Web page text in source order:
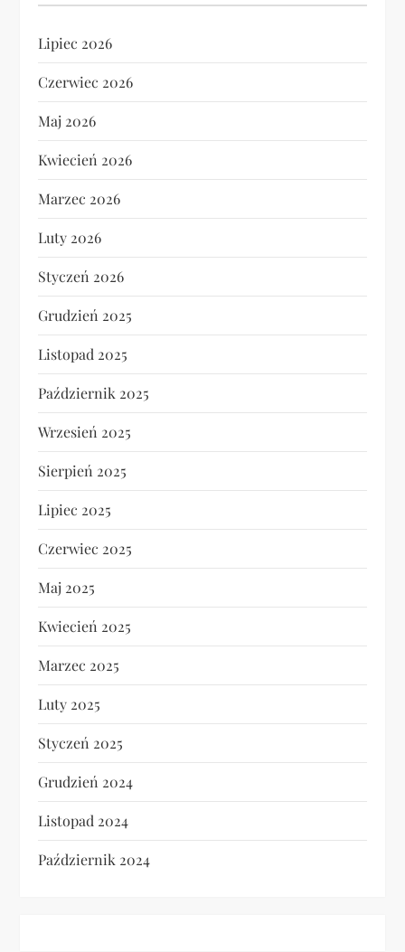
Lipiec 2026
Czerwiec 2026
Maj 2026
Kwiecień 2026
Marzec 2026
Luty 2026
Styczeń 2026
Grudzień 2025
Listopad 2025
Październik 2025
Wrzesień 2025
Sierpień 2025
Lipiec 2025
Czerwiec 2025
Maj 2025
Kwiecień 2025
Marzec 2025
Luty 2025
Styczeń 2025
Grudzień 2024
Listopad 2024
Październik 2024